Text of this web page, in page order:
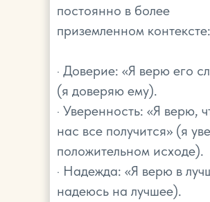
постоянно в более
приземленном контексте:
· Доверие: «Я верю его
(я доверяю ему).
· Уверенность: «Я верю,
нас все получится» (я
положительном исходе).
· Надежда: «Я верю в
надеюсь на лучшее).